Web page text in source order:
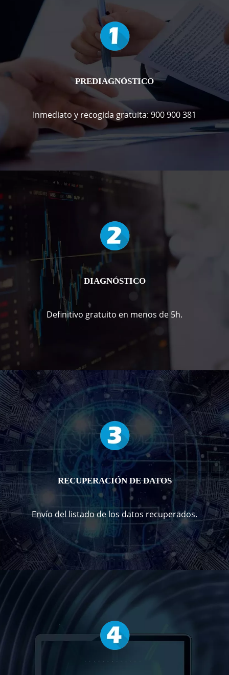
PREDIAGNÓSTICO
Inmediato y recogida gratuita: 900 900 381
DIAGNÓSTICO
Definitivo gratuito en menos de 5h.
RECUPERACIÓN DE DATOS
Envío del listado de los datos recuperados.